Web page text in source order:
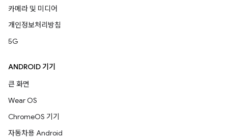
카메라 및 미디어
개인정보처리방침
5G
ANDROID 기기
큰 화면
Wear OS
ChromeOS 기기
자동차용 Android